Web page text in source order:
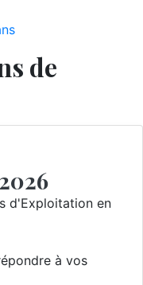
de
d'Exploitation en
à vos